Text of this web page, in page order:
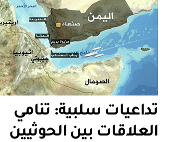
تداعيات سلبية: تنامي
العلاقات بين الحوثيين